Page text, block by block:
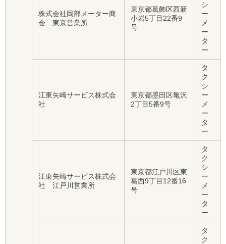
株式会社岡部メーター商
会 東京営業所
東京都葛飾区西新
小岩5丁目22番9
号
シ
ー
メ
ー
タ
ー
江東矢崎サービス株式会
社
東京都墨田区亀沢
2丁目5番9号
タ
ク
シ
ー
メ
ー
タ
ー
江東矢崎サービス株式会
社 江戸川営業所
東京都江戸川区東
葛西9丁目12番16
号
タ
ク
シ
ー
メ
ー
タ
ー
タ
ク